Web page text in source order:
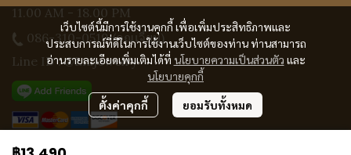
เว็บไซต์นี้มีการใช้งานคุกกี้ เพื่อเพิ่มประสิทธิภาพและ
ประสบการณ์ที่ดีในการใช้งานเว็บไซต์ของท่าน ท่านสามารถ
อ่านรายละเอียดเพิ่มเติมได้ที่ นโยบายความเป็นส่วนตัว และ
นโยบายคุกกี้
ตั้งค่าคุกกี้ ยอมรับทั้งหมด
11.00 AM - 18.00 PM
086-310-0519(คุณเจี๊ยบ)
Line ID : @Lnijewelry